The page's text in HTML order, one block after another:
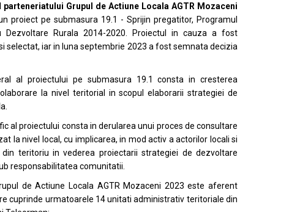
parteneriatului Grupul de Actiune Locala AGTR Mozaceni
proiect pe submasura 19.1 - Sprijin pregatitor, Programul
Dezvoltare Rurala 2014-2020. Proiectul in cauza a fost
selectat, iar in luna septembrie 2023 a fost semnata decizia
al proiectului pe submasura 19.1 consta in cresterea
la nivel teritorial in scopul elaborarii strategiei de
al proiectului consta in derularea unui proces de consultare
la nivel local, cu implicarea, in mod activ a actorilor locali si
teritoriu in vederea proiectarii strategiei de dezvoltare
responsabilitatea comunitatii.
de Actiune Locala AGTR Mozaceni 2023 este aferent
cuprinde urmatoarele 14 unitati administrativ teritoriale din